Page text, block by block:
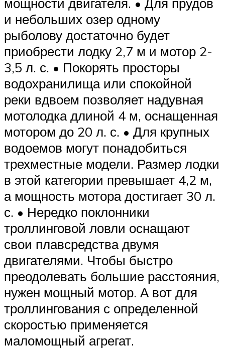
и небольших озер одному
рыболову достаточно будет
приобрести лодку 2,7 м и мотор 2-
3,5 л. с. • Покорять просторы
водохранилища или спокойной
реки вдвоем позволяет надувная
мотолодка длиной 4 м, оснащенная
мотором до 20 л. с. • Для крупных
водоемов могут понадобиться
трехместные модели. Размер лодки
в этой категории превышает 4,2 м,
а мощность мотора достигает 30 л.
с. • Нередко поклонники
троллинговой ловли оснащают
свои плавсредства двумя
двигателями. Чтобы быстро
преодолевать большие расстояния,
нужен мощный мотор. А вот для
троллингования с определенной
скоростью применяется
маломощный агрегат.